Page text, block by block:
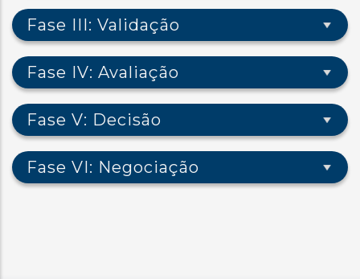
Fase III: Validação
Fase IV: Avaliação
Fase V: Decisão
Fase VI: Negociação